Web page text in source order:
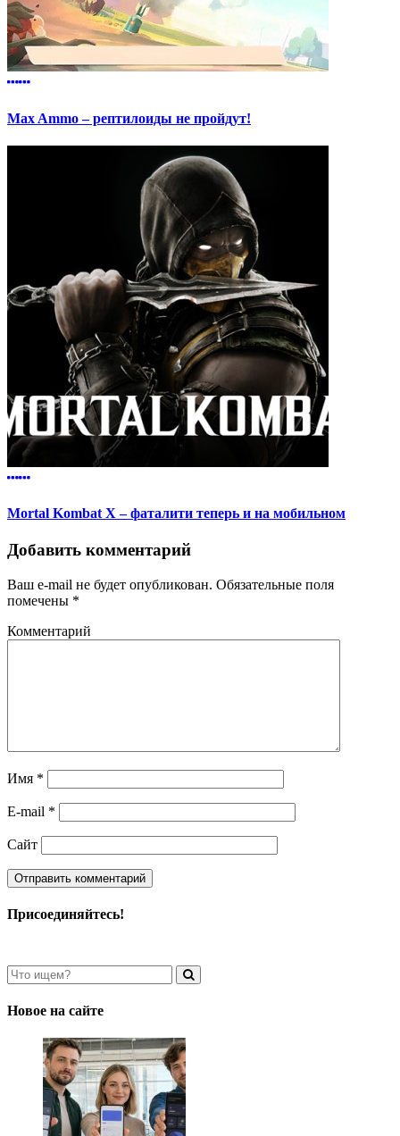
Max Ammo – рептилоиды не пройдут!
Mortal Kombat X – фаталити теперь и на мобильном
Добавить комментарий
Ваш e-mail не будет опубликован. Обязательные поля
помечены *
Комментарий
Имя *
E-mail *
Сайт
Присоединяйтесь!
Новое на сайте